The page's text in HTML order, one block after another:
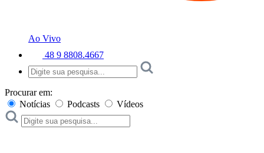
Ao Vivo
48 9 8808.4667
Procurar em:
Notícias
Podcasts Vídeos